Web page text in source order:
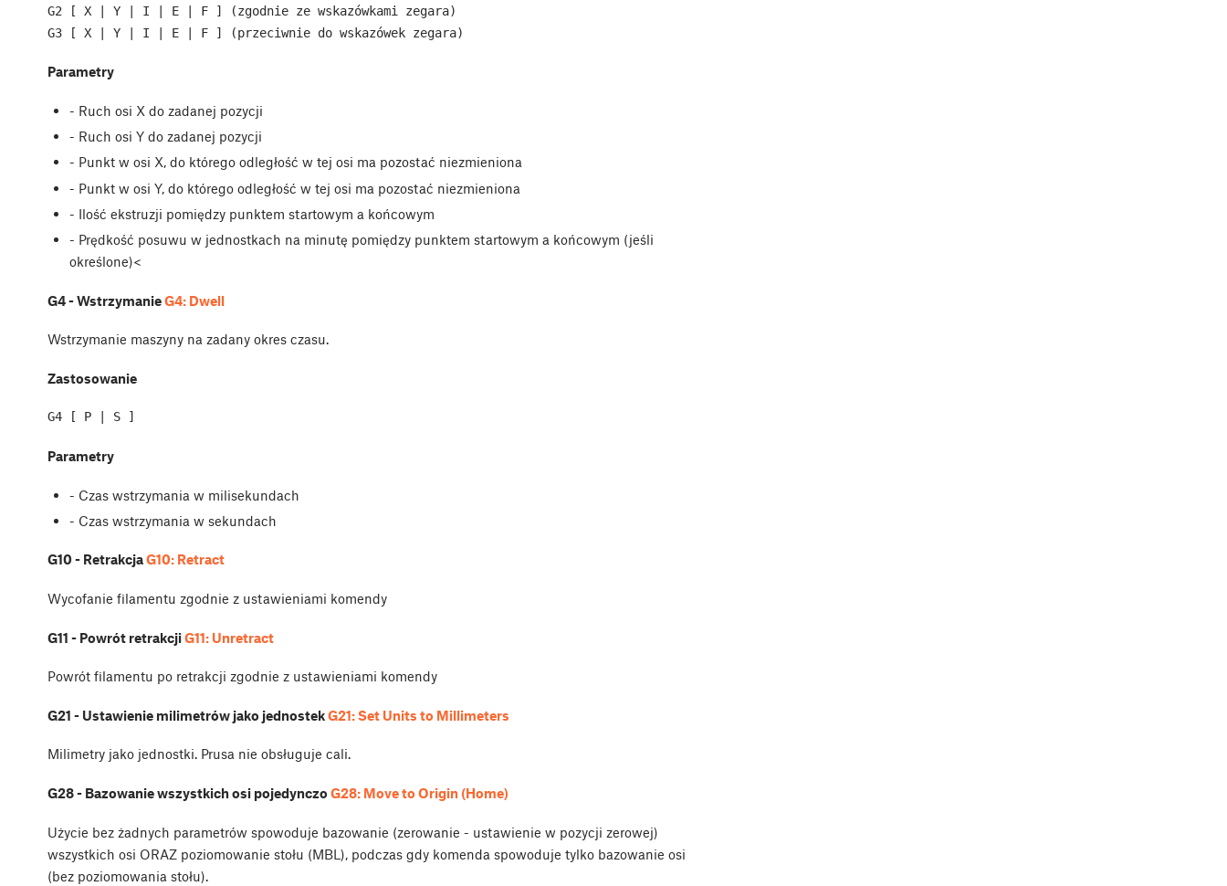
G2 [ X | Y | I | E | F ] (zgodnie ze wskazówkami zegara)
Parametry
- Ruch osi X do zadanej pozycji
- Ruch osi Y do zadanej pozycji
- Punkt w osi X, do którego odległość w tej osi ma pozostać niezmieniona
- Punkt w osi Y, do którego odległość w tej osi ma pozostać niezmieniona
- Ilość ekstruzji pomiędzy punktem startowym a końcowym
- Prędkość posuwu w jednostkach na minutę pomiędzy punktem startowym a końcowym (jeśli
określone)<
G4 - WstrzymanieG4: Dwell
Wstrzymanie maszyny na zadany okres czasu.
Zastosowanie
Parametry
- Czas wstrzymania w milisekundach
- Czas wstrzymania w sekundach
G10 - RetrakcjaG10: Retract
Wycofanie filamentu zgodnie z ustawieniami komendy
G11 - Powrót retrakcjiG11: Unretract
Powrót filamentu po retrakcji zgodnie z ustawieniami komendy
G21 - Ustawienie milimetrów jako jednostekG21: Set Units to Millimeters
Milimetry jako jednostki. Prusa nie obsługuje cali.
G28 - Bazowanie wszystkich osi pojedynczo G28: Move to Origin (Home)
Użycie bez żadnych parametrów spowoduje bazowanie (zerowanie - ustawienie w pozycji zerowej)
wszystkich osi ORAZ poziomowanie stołu (MBL), podczas gdy komenda spowoduje tylko bazowanie osi
(bez poziomowania stołu).